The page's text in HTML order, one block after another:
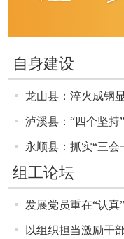
自身建设
龙山县：淬火成钢
泸溪县：“四个坚
永顺县：抓实“三
组工论坛
​发展党员重在“认真”
以组织担当激励干